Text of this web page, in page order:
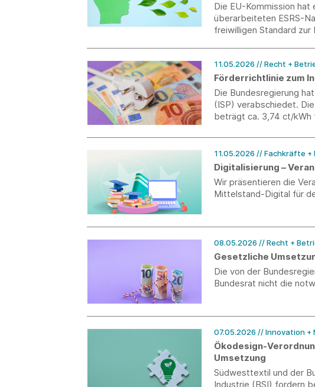
Die EU-Kommission hat
überarbeiteten ESRS-
freiwilligen Standard
11.05.2026 // Recht +
Förderrichtlinie zum
Die Bundesregierung
(ISP) verabschiedet.
beträgt ca. 3,74 ct/kWh
das Gesamtjahr 2026
11.05.2026 // Fachkräfte +
Digitalisierung –
Wir präsentieren die
Mittelstand-Digital für
08.05.2026 // Recht +
Gesetzliche
Die von der
Bundesrat nicht die
07.05.2026 // Innovation +
Ökodesign-
Umsetzung
Südwesttextil und der
Industrie (BSI) fordern